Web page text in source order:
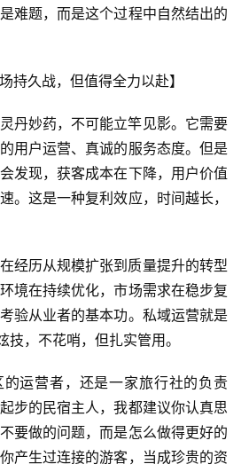
难题，而是这个过程中自然结出的
持久战，但值得全力以赴】
丹妙药，不可能立竿见影。它需要
用户运营、真诚的服务态度。但是
发现，获客成本在下降，用户价值
。这是一种复利效应，时间越长，
经历从规模扩张到质量提升的转型
境在持续优化，市场需求在稳步复
验从业者的基本功。私域运营就是
，不花哨，但扎实管用。
运营者，还是一家旅行社的负责
步的民宿主人，我都建议你认真思
要做的问题，而是怎么做得更好的
产生过连接的游客，当成珍贵的资